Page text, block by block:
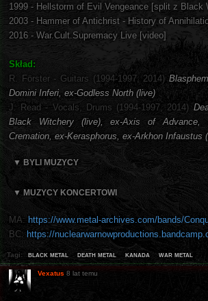
1999 - Hellstorm of Evil Vengeance [split z Black
2003 - Hammer of Antichrist - History of
2016 - War.Cult.Supremacy Live [video]
Skład:
R. Förster - Guitars (1994-1997, 2014)
Domini Inferi, ex-Godless North (live)
J. Read - Vocals, Drums (1994-1997, 2014)
Black Witchery (live), ex-Axis of Advance,
Cremation, ex-Kerasphorus, ex-Arkhon Infaustus
▼ BYLI MUZYCY
▼ MUZYCY KONCERTOWI
MA: https://www.metal-archives.com/bands/
BC: https://
Tagi: black metal death metal kanada war metal
Vexatus 8 lat temu